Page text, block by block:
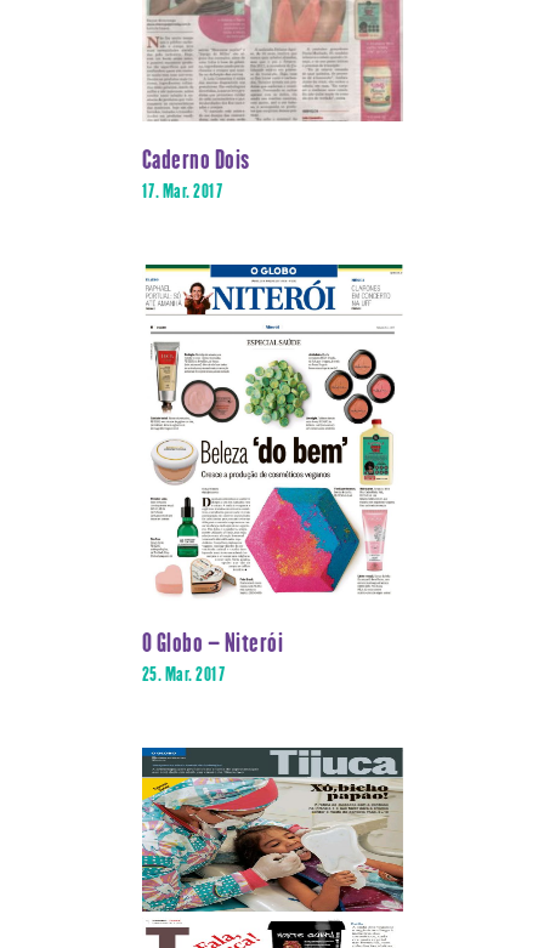
Caderno Dois
17. Mar. 2017
O Globo – Niterói
25. Mar. 2017